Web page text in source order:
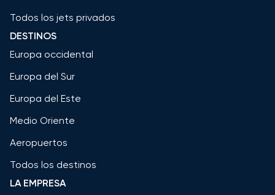
Todos los jets privados
DESTINOS
Europa occidental
Europa del Sur
Europa del Este
Medio Oriente
Aeropuertos
Todos los destinos
LA EMPRESA